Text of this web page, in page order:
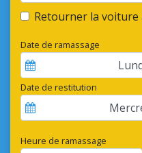
Retourner la
Date de ramassage
Date de restitution
Heure de ramassage